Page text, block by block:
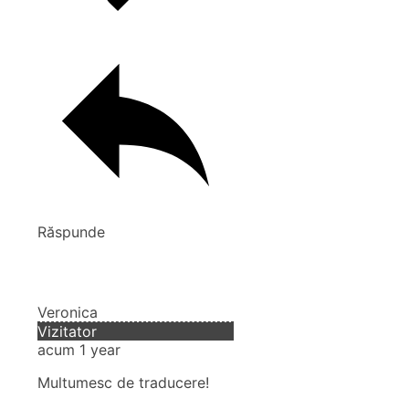
Răspunde
Veronica
Vizitator
acum 1 year
Multumesc de traducere!